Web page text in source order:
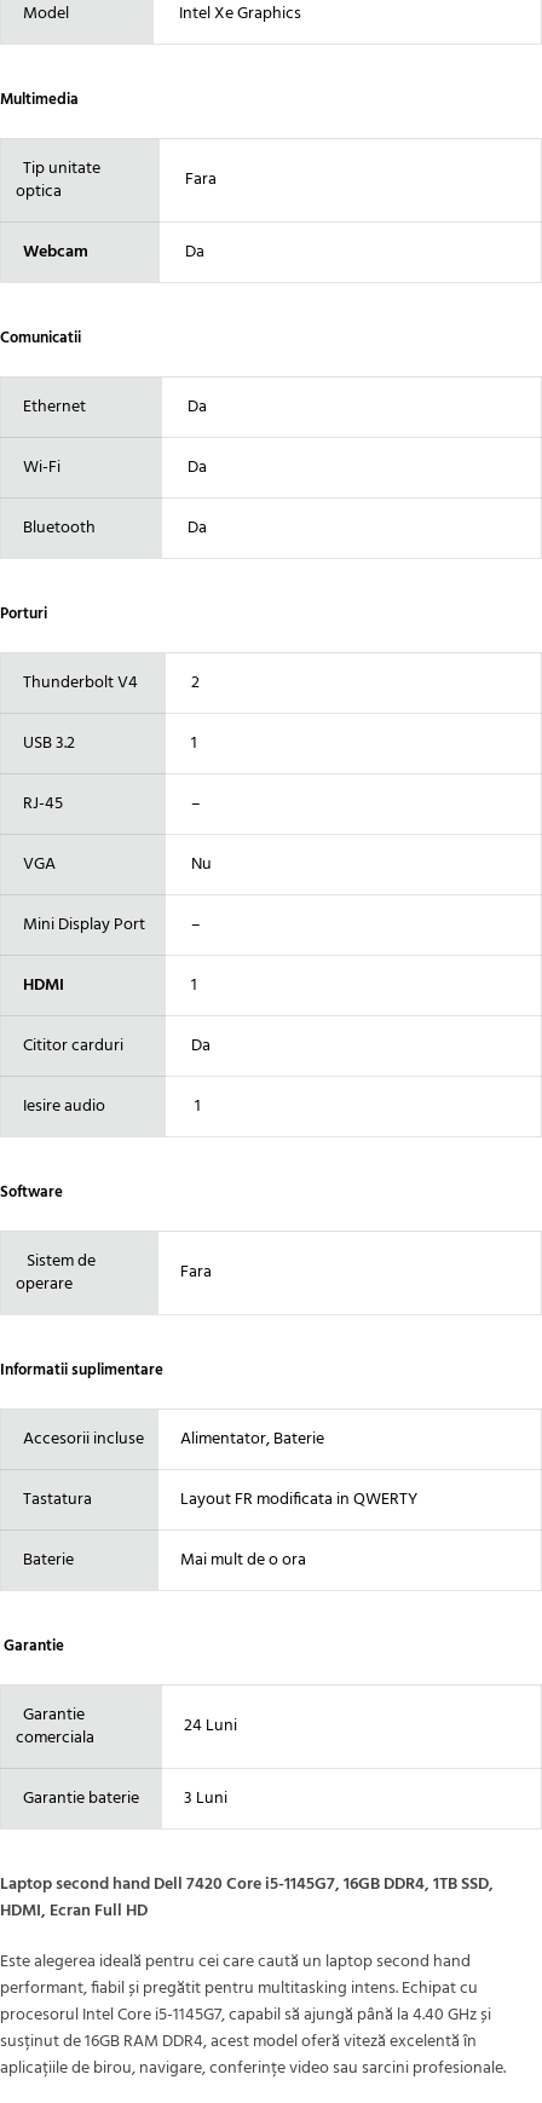
Model Intel Xe Graphics
Multimedia
Tip unitate
optica
Fara
Webcam Da
Comunicatii
Ethernet Da
Wi-Fi Da
Bluetooth Da
Porturi
Thunderbolt V4 2
USB 3.2 1
RJ-45 –
VGA Nu
Mini Display Port –
HDMI 1
Cititor carduri Da
Iesire audio 1
Software
Sistem de
operare
Fara
Informatii suplimentare
Accesorii incluse Alimentator, Baterie
Tastatura Layout FR modificata in QWERTY
Baterie Mai mult de o ora
Garantie
Garantie
comerciala
24 Luni
Garantie baterie 3 Luni
Laptop second hand Dell 7420 Core i5-1145G7, 16GB DDR4, 1TB SSD,
HDMI, Ecran Full HD
Este alegerea ideală pentru cei care caută un laptop second hand
performant, fiabil și pregătit pentru multitasking intens. Echipat cu
procesorul Intel Core i5-1145G7, capabil să ajungă până la 4.40 GHz și
susținut de 16GB RAM DDR4, acest model oferă viteză excelentă în
aplicațiile de birou, navigare, conferințe video sau sarcini profesionale.